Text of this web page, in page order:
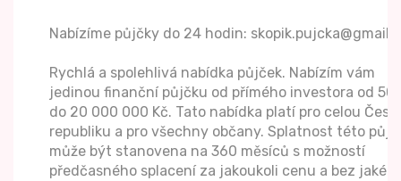
Nabízíme půjčky do 24 hodin:
Rychlá a spolehlivá nabídka půjček. Nabízím vám
jedinou finanční půjčku od přímého investora od 50
do 20 000 000 Kč. Tato nabídka platí pro celou
republiku a pro všechny občany. Splatnost této
může být stanovena na 360 měsíců s možností
předčasného splacení za jakoukoli cenu a bez